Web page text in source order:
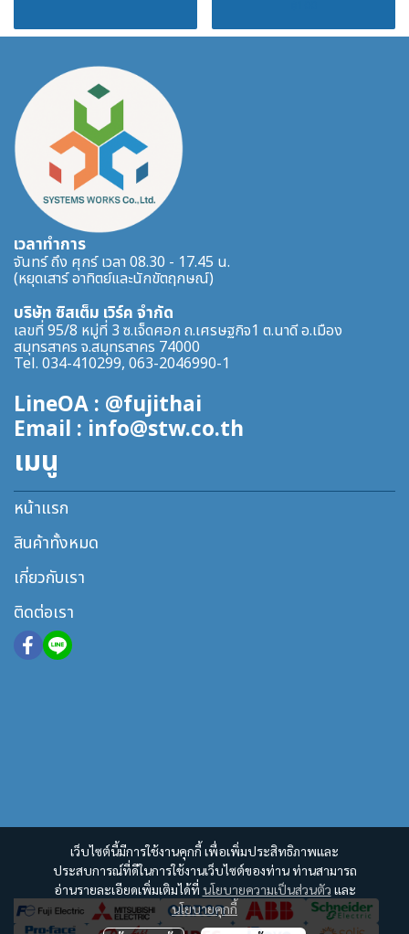
เว็บไซต์นี้มีการใช้งานคุกกี้ เพื่อเพิ่มประสิทธิภาพและ
ประสบการณ์ที่ดีในการใช้งานเว็บไซต์ของท่าน ท่านสามารถ
อ่านรายละเอียดเพิ่มเติมได้ที่ นโยบายความเป็นส่วนตัว และ
นโยบายคุกกี้
เวลาทำการ
จันทร์ ถึง ศุกร์ เวลา 08.30 - 17.45 น.
(หยุดเสาร์ อาทิตย์และนักขัตฤกษณ์)
บริษัท ซิสเต็ม เวิร์ค จำกัด
เลขที่ 95/8 หมู่ที่ 3 ซ.เจ็ดศอก ถ.เศรษฐกิจ1 ต.นาดี อ.เมือง
สมุทรสาคร จ.สมุทรสาคร 74000
Tel. 034-410299, 063-2046990-1
LineOA : @fujithai
Email : info@stw.co.th
เมนู
หน้าแรก
สินค้าทั้งหมด
เกี่ยวกับเรา
ติดต่อเรา